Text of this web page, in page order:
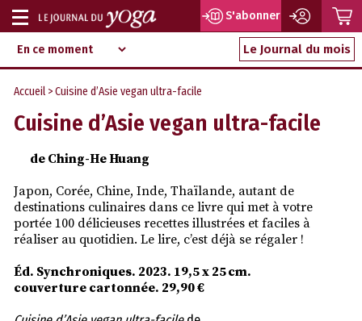
Aller
au
contenu
d‘information
indépendant
Afficher
ou
masquer
la
navigation
S'abonner
Le Journal du mois
Accueil > Cuisine d’Asie vegan ultra-facile
Cuisine d’Asie vegan ultra-facile
de Ching-He Huang
Japon, Corée, Chine, Inde, Thaïlande, autant de
destinations culinaires dans ce livre qui met à votre
portée 100 délicieuses recettes illustrées et faciles à
réaliser au quotidien. Le lire, c’est déjà se régaler !
Éd. Synchroniques. 2023. 19,5 x 25 cm.
couverture cartonnée. 29,90 €